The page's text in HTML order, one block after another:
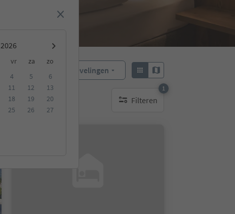
vr za
zo
4 5
6
11 12
13
18 19
20
25 26
27
Aanbevelingen
Filteren
1
1 actief filter